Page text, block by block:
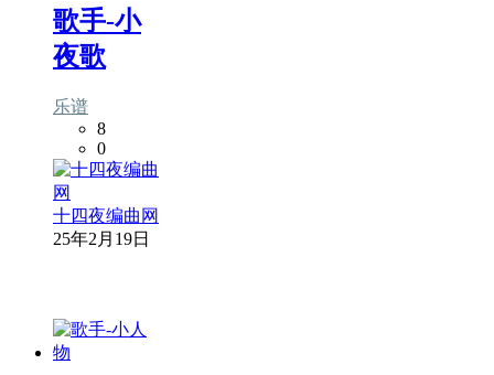
歌手-小
夜歌
乐谱
8
0
十四夜编曲网
25年2月19日